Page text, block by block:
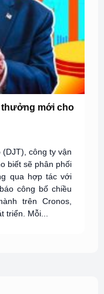
thưởng mới cho
(DJT), công ty vận
biết sẽ phân phối
qua hợp tác với
công bố chiều
trên Cronos,
triển. Mỗi...